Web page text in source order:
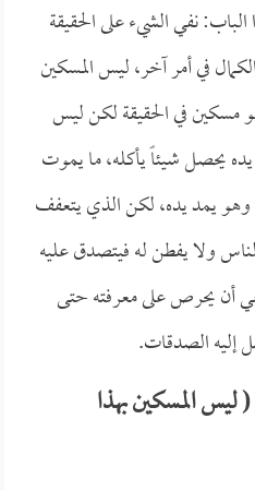
نفي الشيء على الحقيقة
في أمر آخر، ليس المسكين
مسكين في الحقيقة لكن ليس
يحصل شيئاً يأكله، ما يموت
وهو يمد يده، لكن الذي يتعفف
ولا يفطن له فيتصدق عليه
أن يحرص على معرفته حتى
إليه الصدقات.
المسكين بهذا